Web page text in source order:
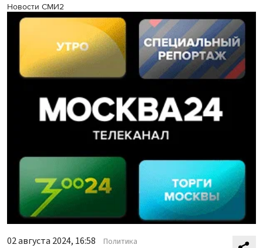
Новости СМИ2
02 августа 2024, 16:58 Политика